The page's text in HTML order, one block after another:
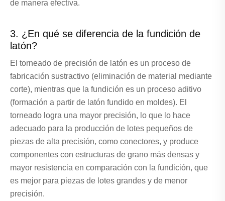
de manera efectiva.
3. ¿En qué se diferencia de la fundición de
latón?
El torneado de precisión de latón es un proceso de
fabricación sustractivo (eliminación de material mediante
corte), mientras que la fundición es un proceso aditivo
(formación a partir de latón fundido en moldes). El
torneado logra una mayor precisión, lo que lo hace
adecuado para la producción de lotes pequeños de
piezas de alta precisión, como conectores, y produce
componentes con estructuras de grano más densas y
mayor resistencia en comparación con la fundición, que
es mejor para piezas de lotes grandes y de menor
precisión.